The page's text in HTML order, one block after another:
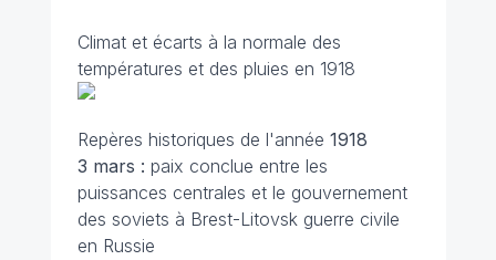
Climat et écarts à la normale des
températures et des pluies en 1918
Repères historiques de l'année 1918
3 mars : paix conclue entre les
puissances centrales et le gouvernement
des soviets à Brest-Litovsk guerre civile
en Russie